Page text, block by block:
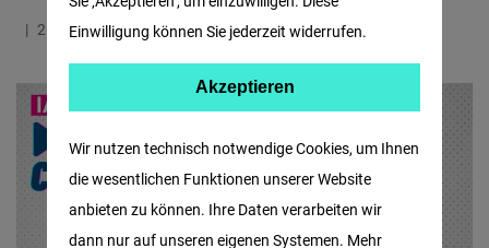
25.11.2025 1.1 Minuten IAF
Wir nutzen technisch notwendige Cookies, um Ihnen
die wesentlichen Funktionen unserer Website
anbieten zu können. Ihre Daten verarbeiten wir
dann nur auf unseren eigenen Systemen. Mehr
Einwilligung können Sie jederzeit widerrufen.
Facebook
Embed
Akzeptieren Akzeptieren